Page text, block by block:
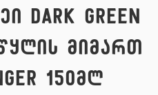
Dark Green
მიმართ
150მლ